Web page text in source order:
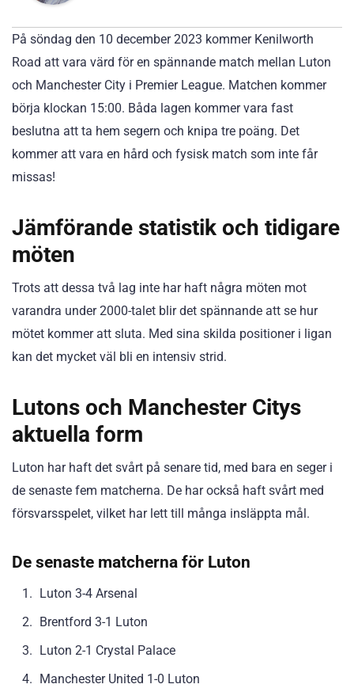
På söndag den 10 december 2023 kommer Kenilworth
Road att vara värd för en spännande match mellan Luton
och Manchester City i Premier League. Matchen kommer
börja klockan 15:00. Båda lagen kommer vara fast
beslutna att ta hem segern och knipa tre poäng. Det
kommer att vara en hård och fysisk match som inte får
missas!
Jämförande statistik och tidigare
möten
Trots att dessa två lag inte har haft några möten mot
varandra under 2000-talet blir det spännande att se hur
mötet kommer att sluta. Med sina skilda positioner i ligan
kan det mycket väl bli en intensiv strid.
Lutons och Manchester Citys
aktuella form
Luton har haft det svårt på senare tid, med bara en seger i
de senaste fem matcherna. De har också haft svårt med
försvarsspelet, vilket har lett till många insläppta mål.
De senaste matcherna för Luton
Luton 3-4 Arsenal
Brentford 3-1 Luton
Luton 2-1 Crystal Palace
Manchester United 1-0 Luton